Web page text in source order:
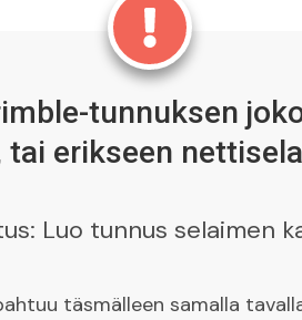
tunnuksen
tai erikseen
Luo tunnus selaimen
täsmälleen samalla